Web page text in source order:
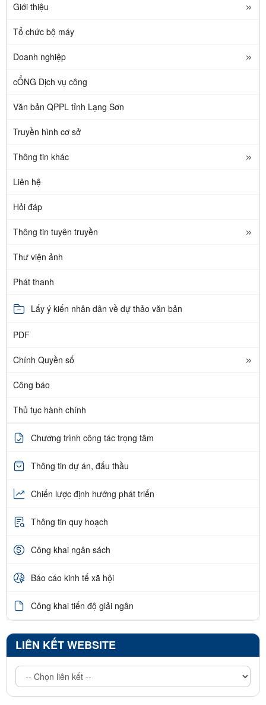
Giới thiệu
Tổ chức bộ máy
Doanh nghiệp
cỔNG Dịch vụ công
Văn bản QPPL tỉnh Lạng Sơn
Truyền hình cơ sở
Thông tin khác
Liên hệ
Hỏi đáp
Thông tin tuyên truyền
Thư viện ảnh
Phát thanh
Lấy ý kiến nhân dân về dự thảo văn bản
PDF
Chính Quyền số
Công báo
Thủ tục hành chính
Chương trình công tác trọng tâm
Thông tin dự án, đấu thầu
Chiến lược định hướng phát triển
Thông tin quy hoạch
Công khai ngân sách
Báo cáo kinh tế xã hội
Công khai tiến độ giải ngân
LIÊN KẾT WEBSITE